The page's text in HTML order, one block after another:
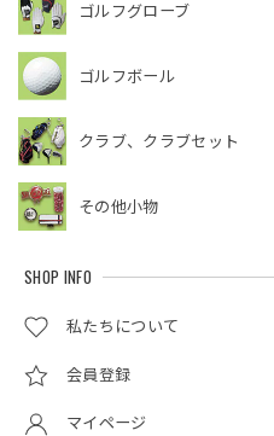
ゴルフグローブ
ゴルフボール
クラブ、クラブセット
その他小物
SHOP INFO
私たちについて
会員登録
マイページ